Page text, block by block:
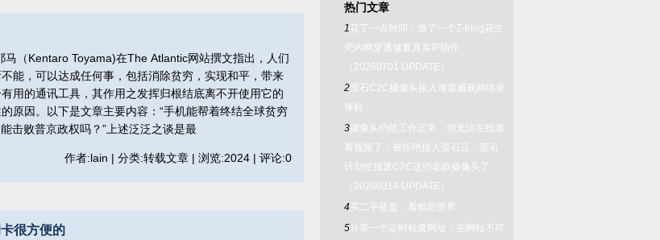
（Kentaro Toyama)在The Atlantic网站撰文指出，人们
能，可以达成任何事，包括消除贫穷，实现和平，带来
用的通讯工具，其作用之发挥归根结底离不开使用它的
原因。以下是文章主要内容：“手机能帮着终结全球贫穷
击败普京政权吗？”上述泛泛之谈是最
作者:lain | 分类:转载文章 | 浏览:2024 | 评论:0
很方便的
热门文章
1 花了一点时间，做了一个Z-blog花生
壳内网穿透修复真实IP插件
（20260701 UPDATE）
2 萤石C2C摄像头接入海康威视网络录
像机
3 摄像头仍然工作正常，但无法在线查
看视频了，被拒绝接入萤石云…萤石
计划性报废C2C这些老款摄像头了
（20260314 UPDATE）
4买二手硬盘，看精彩世界
5分享一个定时检查网址，在网站不可